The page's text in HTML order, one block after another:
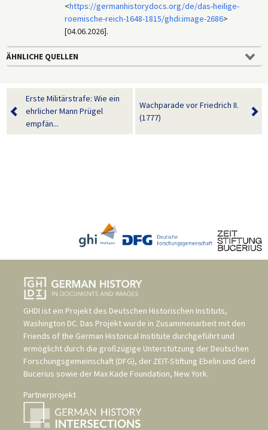
<https://germanhistorydocs.org/de/das-heilige-
roemische-reich-1648-1815/ghdi:image-2686>
[04.06.2026].
ÄHNLICHE QUELLEN
Erste Militärstrafe: Wie ein
ehrlicher Mann Prügel
empfän...
Wachparade vor Friedrich II.
(1777)
GHDI ist ein Projekt des Deutschen Historischen Instituts,
Washington DC. Das Projekt wurde in Zusammenarbeit mit den
Friends of the German Historical Institute durchgeführt und
ermöglicht durch die großzügige Unterstützung der Deutschen
Forschungsgemeinschaft (DFG), der ZEIT-Stiftung Ebelin und Gerd
Bucerius sowie der Max Kade Foundation, New York.
Partnerprojekt